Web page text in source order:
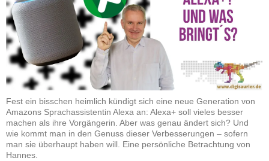
Fest ein bisschen heimlich kündigt sich eine neue Generation von
Amazons Sprachassistentin Alexa an: Alexa+ soll vieles besser
machen als ihre Vorgängerin. Aber was genau ändert sich? Und
wie kommt man in den Genuss dieser Verbesserungen – sofern
man sie überhaupt haben will. Eine persönliche Betrachtung von
Hannes.